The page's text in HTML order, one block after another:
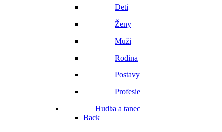
Deti
Ženy
Muži
Rodina
Postavy
Profesie
Hudba a tanec
Back